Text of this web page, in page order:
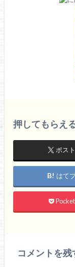
押してもらえ
ポスト
はて
Pocket
コメントを残